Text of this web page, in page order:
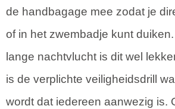
de handbagage mee zodat je
of in het zwembadje kunt
lange nachtvlucht is dit wel
is de verplichte veiligheidsdrill
wordt dat iedereen aanwezig is.